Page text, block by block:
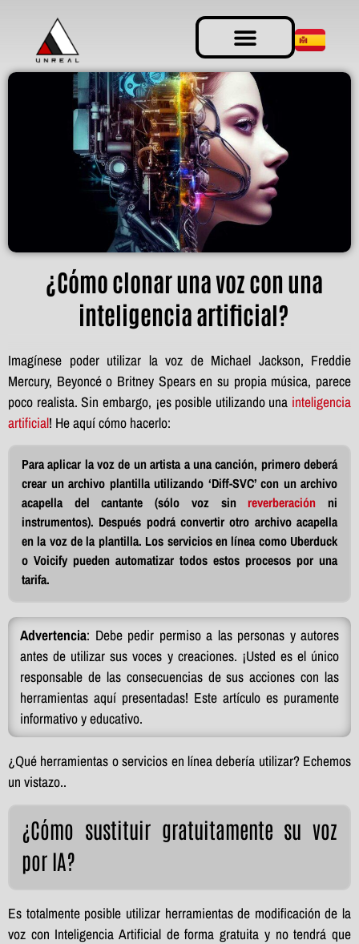
¿Cómo clonar una voz con una
inteligencia artificial?
Imagínese poder utilizar la voz de Michael Jackson, Freddie
Mercury, Beyoncé o Britney Spears en su propia música, parece
poco realista. Sin embargo, ¡es posible utilizando una inteligencia
artificial! He aquí cómo hacerlo:
Para aplicar la voz de un artista a una canción, primero deberá
crear un archivo plantilla utilizando ‘Diff-SVC’ con un archivo
acapella del cantante (sólo voz sinreverberación ni
instrumentos). Después podrá convertir otro archivo acapella
en la voz de la plantilla. Los servicios en líneacomo Uberduck
o Voicify pueden automatizar todos estos procesos por una
tarifa.
Advertencia: Debe pedir permiso a las personas y autores
antes de utilizar sus voces y creaciones. ¡Usted es el único
responsable de las consecuencias de sus acciones con las
herramientas aquí presentadas! Este artículo es puramente
informativo y educativo.
¿Qué herramientas o servicios en línea debería utilizar? Echemos
un vistazo..
¿Cómo sustituir gratuitamente su voz
por IA?
Es totalmente posible utilizar herramientas de modificación de la
voz con Inteligencia Artificial de forma gratuita y no tendrá que